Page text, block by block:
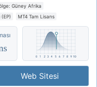
Güney Afrika
(EP)
MT4 Tam Lisans
düzeyde potansiyel risk
Web Sitesi